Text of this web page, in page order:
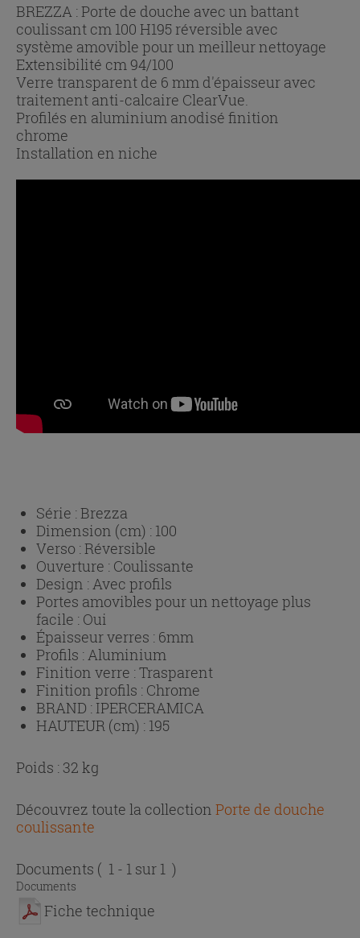
BREZZA : Porte de douche avec un battant
coulissant cm 100 H195 réversible avec
système amovible pour un meilleur nettoyage
Extensibilité cm 94/100
Verre transparent de 6 mm d'épaisseur avec
traitement anti-calcaire ClearVue.
Profilés en aluminium anodisé finition
chrome
Installation en niche
Série :Brezza
Dimension (cm) : 100
Verso :Réversible
Ouverture : Coulissante
Design : Avec profils
Portes amovibles pour un nettoyage plus
facile : Oui
Épaisseur verres : 6mm
Profils : Aluminium
Finition verre :Trasparent
Finition profils : Chrome
BRAND : IPERCERAMICA
HAUTEUR (cm) : 195
Poids : 32 kg
Découvrez toute la collection Porte de douche
coulissante
Documents ( 1 - 1 sur 1 )
Documents
Fiche technique